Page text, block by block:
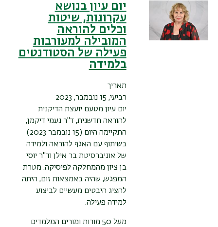
יום עיון בנושא
עקרונות, שיטות
וכלים להוראה
המובילה למעורבות
פעילה של הסטודנטים
בלמידה
תאריך
רביעי, 15 נובמבר, 2023
יום עיון מטעם יועצת הדיקנית
להוראה חדשנית, ד"ר נעמי דיקמן,
התקיימה היום (15 נובמבר 2023)
בשיתוף עם האגף להוראה ולמידה
של אוניברסיטת בר אילן וד"ר יוסי
בן ציון מהמחלקה לפיסיקה. מטרת
המפגש, שהיה באמצאות זום, היתה
להציג היבטים מעשיים לביצוע
למידה פעילה.
מעל 50 מורות ומורים המלמדים